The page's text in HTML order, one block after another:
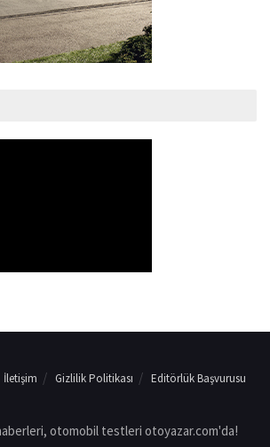
İletişim Gizlilik Politikası Editörlük Başvurusu
otomobil testleri otoyazar.com'da!